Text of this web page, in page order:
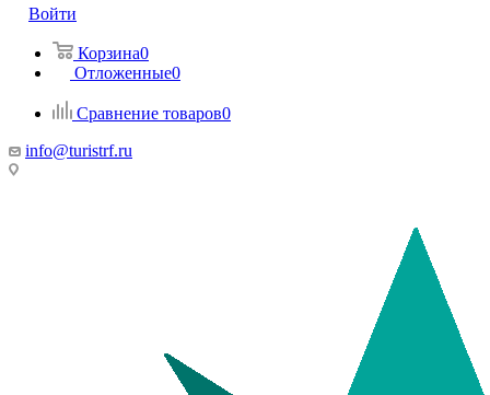
Войти
Корзина0
Отложенные0
Сравнение товаров0
info@turistrf.ru